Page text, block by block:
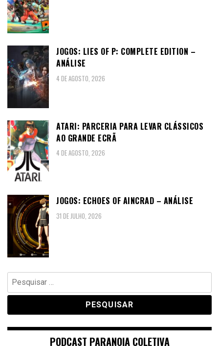
JOGOS: LIES OF P: COMPLETE EDITION –
ANÁLISE
4 DE AGOSTO, 2026
ATARI: PARCERIA PARA LEVAR CLÁSSICOS
AO GRANDE ECRÃ
4 DE AGOSTO, 2026
JOGOS: ECHOES OF AINCRAD – ANÁLISE
31 DE JULHO, 2026
Pesquisar
por:
PODCAST PARANOIA COLETIVA